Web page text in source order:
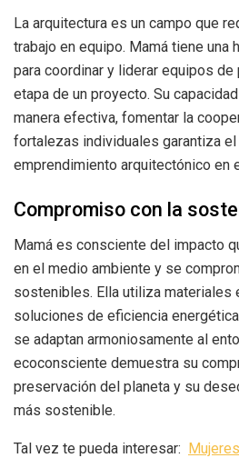
La arquitectura es un campo que
trabajo en equipo. Mamá tiene una
para coordinar y liderar equipos
etapa de un proyecto. Su
manera efectiva, fomentar la
fortalezas individuales garantiza
emprendimiento arquitectónico en
Compromiso con la
Mamá es consciente del impacto
en el medio ambiente y se
sostenibles. Ella utiliza materiales
soluciones de eficiencia
se adaptan armoniosamente al
ecoconsciente demuestra su
preservación del planeta y su
más sostenible.
Tal vez te pueda interesar: